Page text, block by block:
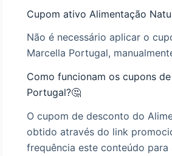
Cupom ativo Alimentação
Não é necessário aplicar o
Marcella Portugal,
Como funcionam os cupons
Portugal?🤔
O cupom de desconto do
obtido através do link
frequência este conteúdo